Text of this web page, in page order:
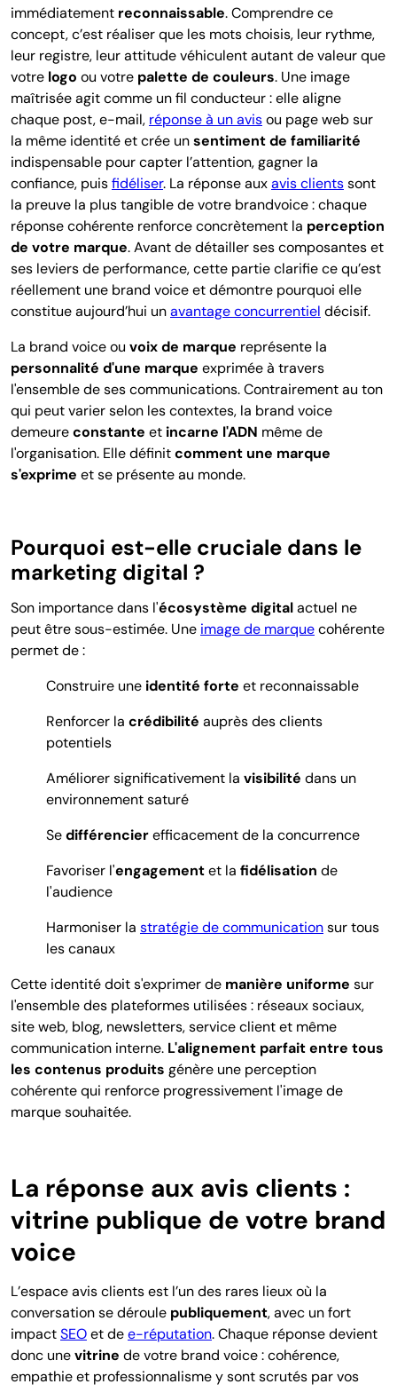
immédiatement reconnaissable. Comprendre ce
concept, c’est réaliser que les mots choisis, leur rythme,
leur registre, leur attitude véhiculent autant de valeur que
votre logo ou votre palette de couleurs. Une image
maîtrisée agit comme un fil conducteur : elle aligne
chaque post, e-mail, réponse à un avisou page web sur
la même identité et crée unsentiment de familiarité
indispensable pour capter l’attention, gagner la
confiance, puisfidéliser. La réponse auxavis clientssont
la preuve la plus tangible de votre brandvoice : chaque
réponse cohérente renforce concrètement la perception
de votre marque. Avant de détailler ses composantes et
ses leviers de performance, cette partie clarifie ce qu’est
réellement une brand voice et démontre pourquoi elle
constitue aujourd’hui unavantage concurrentiel décisif.
La brand voice ou voix de marque représente la
personnalité d'une marque exprimée à travers
l'ensemble de ses communications. Contrairement au ton
qui peut varier selon les contextes, la brand voice
demeureconstante et incarne l'ADN même de
l'organisation. Elle définitcomment une marque
s'exprime et se présente au monde.
Pourquoi est-elle cruciale dans le
marketing digital ?
Son importance dans l'écosystème digitalactuel ne
peut être sous-estimée. Une image de marquecohérente
permet de :
Construire une identité forte et reconnaissable
Renforcer la crédibilité auprès des clients
potentiels
Améliorer significativement la visibilité dans un
environnement saturé
Sedifférencierefficacement de la concurrence
Favoriser l'engagementet la fidélisation de
l'audience
Harmoniser la stratégie de communicationsur tous
les canaux
Cette identité doit s'exprimer de manière uniforme sur
l'ensemble des plateformes utilisées : réseaux sociaux,
site web, blog, newsletters, service client et même
communication interne. L'alignement parfait entre tous
les contenus produits génère une perception
cohérente qui renforce progressivement l'image de
marque souhaitée.
La réponse aux avis clients :
vitrine publique de votre brand
voice
L’espace avis clients est l’un des rares lieux où la
conversation se déroule publiquement, avec un fort
impactSEOet dee-réputation. Chaque réponse devient
donc unevitrine de votre brand voice : cohérence,
empathie et professionnalisme y sont scrutés par vos